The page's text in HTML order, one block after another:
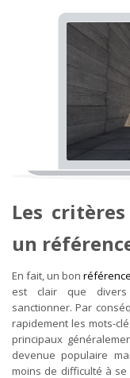
Les
un
En fait, un bon
est clair que
sanctionner. Par
rapidement les mots-
principaux
devenue populaire
moins de difficulté à